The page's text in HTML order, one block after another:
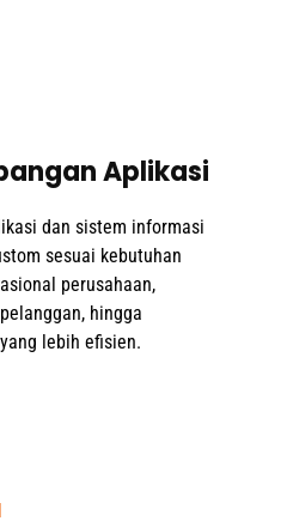
Aplikasi
dan sistem informasi
sesuai kebutuhan
perusahaan,
hingga
lebih efisien.